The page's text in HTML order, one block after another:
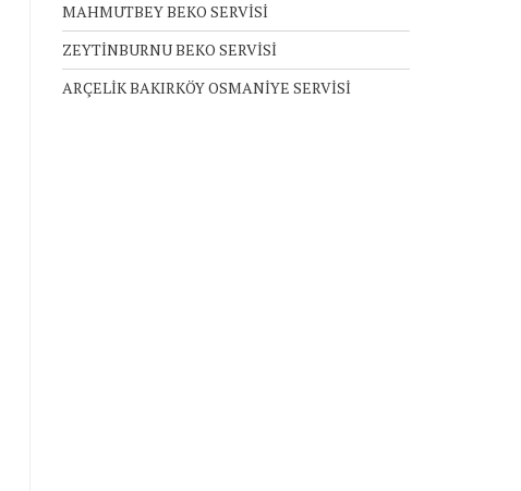
MAHMUTBEY BEKO SERVİSİ
ZEYTİNBURNU BEKO SERVİSİ
ARÇELİK BAKIRKÖY OSMANİYE SERVİSİ